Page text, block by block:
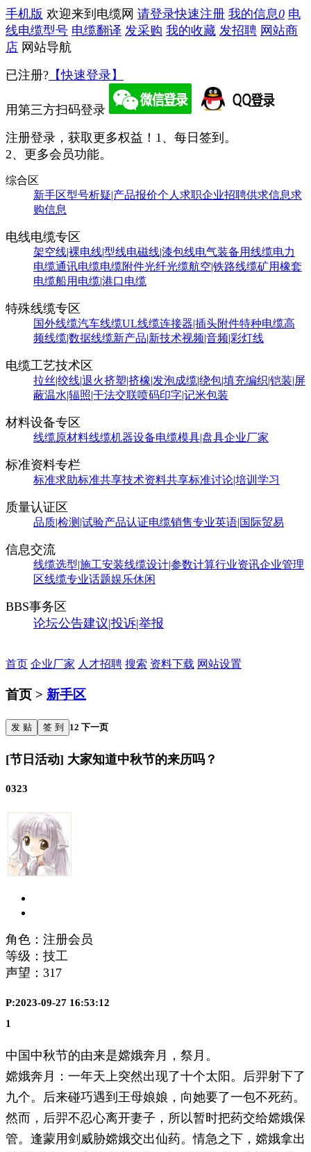
手机版 欢迎来到电缆网 请登录快速注册 我的信息0 电
线电缆型号 电缆翻译 发采购 我的收藏 发招聘 网站商
店 网站导航
已注册? 【快速登录】
用第三方扫码登录
注册登录，获取更多权益！ 1、每日签到。
2、更多会员功能。
综合区
新手区型号析疑|产品报价个人求职企业招聘供求信息求
购信息
电线电缆专区
架空线|裸电线|型线电磁线|漆包线电气装备用线缆电力
电缆通讯电缆电缆附件光纤光缆航空|铁路线缆矿用橡套
电缆船用电缆|港口电缆
特殊线缆专区
国外线缆汽车线缆UL线缆连接器|插头附件特种电缆高
频线缆|数据线缆新产品|新技术视频|音频|彩灯线
电缆工艺技术区
拉丝|绞线|退火挤塑|挤橡|发泡成缆|绕包|填充编织|铠装|屏
蔽温水|辐照|干法交联喷码印字|记米包装
材料设备专区
线缆原材料线缆机器设备电缆模具|盘具企业厂家
标准资料专栏
标准求助标准共享技术资料共享标准讨论|培训学习
质量认证区
品质|检测|试验产品认证电缆销售专业英语|国际贸易
信息交流
线缆选型|施工安装线缆设计|参数计算行业资讯企业管理
区线缆专业话题娱乐休闲
BBS事务区
论坛公告建议|投诉|举报
首页 企业厂家 人才招聘 搜索 资料下载 网站设置
首页 > 新手区
发 贴 签 到 12 下一页
[节日活动] 大家知道中秋节的来历吗？
0323
角色：注册会员
等级：技工
声望： 317
P:2023-09-27 16:53:12
1
中国中秋节的由来是嫦娥奔月，祭月。
嫦娥奔月：一年天上突然出现了十个太阳。后羿射下了
九个。后来碰巧遇到王母娘娘，向她要了一包不死药。
然而，后羿不忍心离开妻子，所以暂时把药交给嫦娥保
管。逢蒙用剑威胁嫦娥交出仙药。情急之下，嫦娥拿出